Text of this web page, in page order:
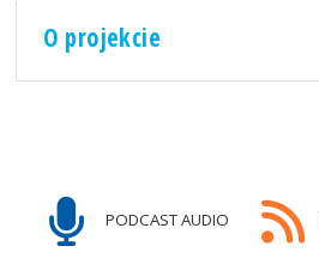
O projekcie
PODCAST AUDIO